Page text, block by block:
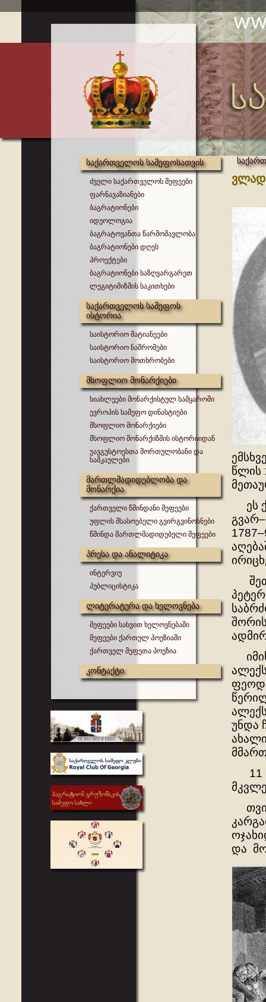
საქართველოს სამეფოსათვის
ძველი საქართველოს მეფეები
ფარნავაზიანები
ბაგრატიონები
იდეოლოგია
ბაგრატოვანთა წარმომავლობა
ბაგრატიონები დღეს
პროექტები
ბაგრატიონები საზღვარგარეთ
ლეგიტიმიზმის საკითხები
საქართველოს სამეფოს
ისტორია
საისტორიო მატიანეები
საისტორიო ნაშრომები
საისტორიო მოთხრობები
მსოფლიო მონარქიები
სიახლეები მონარქისტულ სამყაროში
ევროპის სამეფო დინასტიები
მსოფლიო მონარქიები
მსოფლიო მონარქიზმის ისტორიიდან
უავგუსტოესთა მორთულობანი და
სამკაულები
მართლმადიდებლობა და
მონარქია
ქართველი წმინდანი მეფეები
უფლის მსასოებელი გვირგვინოსნები
წმინდა მართლმადიდებელი მეფეები
პრესა და ანალიტიკა
ინტერვიუ
პუბლიცისტიკა
ლიტერატურა და ხელოვნება
მეფეები სახვით ხელოვნებაში
მეფეები ქართულ პოეზიაში
ქართველ მეფეთა პოეზია
კონტაქტი
წლის
ეს
უნდა
11
და